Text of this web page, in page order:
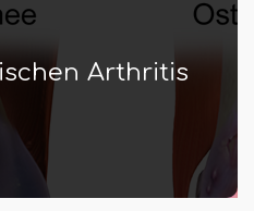
Neurologie
Unterschied
und Huntington -
Tony Nieklauson